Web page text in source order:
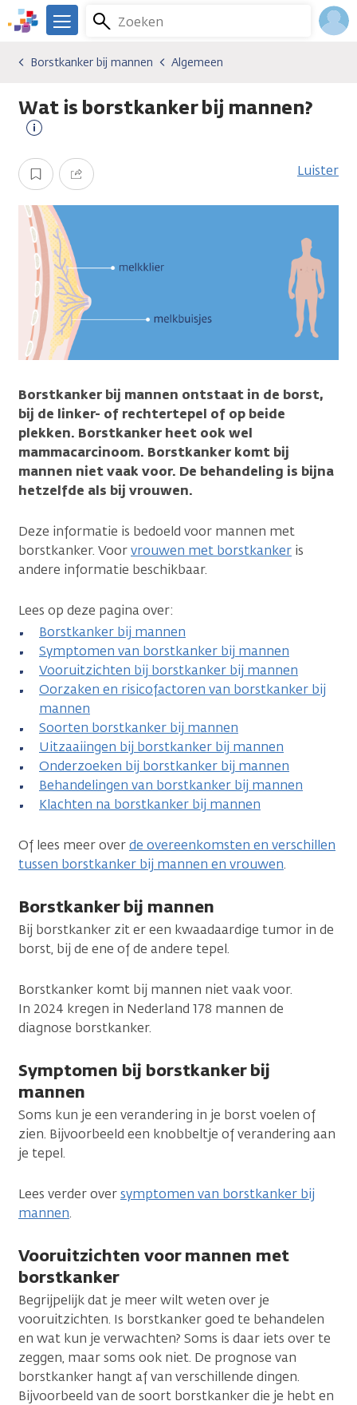
Overslaan
en
gaan
We
er
je.
Kanker.nl
Zoeken
Menu
Kankersoorten
Borstkanker bij mannen
Algemeen
Borstkanker bij mannen Algemeen
Wat is borstkanker bij mannen?
informatie
Opslaan Delen Luister
Borstkanker bij mannen ontstaat in de borst,
bij de linker- of rechtertepel of op beide
plekken. Borstkanker heet ook wel
mammacarcinoom. Borstkanker komt bij
mannen niet vaak voor. De behandeling is bijna
hetzelfde als bij vrouwen.
Deze informatie is bedoeld voor mannen met
borstkanker. Voorvrouwen met borstkanker is
andere informatie beschikbaar.
Lees op deze pagina over:
Borstkanker bij mannen
Symptomen van borstkanker bij mannen
Vooruitzichten bij borstkanker bij mannen
Oorzaken en risicofactoren van borstkanker bij
mannen
Soorten borstkanker bij mannen
Uitzaaiingen bij borstkanker bij mannen
Onderzoeken bij borstkanker bij mannen
Behandelingen van borstkanker bij mannen
Klachten na borstkanker bij mannen
Of lees meer overde overeenkomsten en verschillen
tussen borstkanker bij mannen en vrouwen.
Borstkanker bij mannen
Bij borstkanker zit er een kwaadaardige tumor in de
borst, bij de ene of de andere tepel.
Borstkanker komt bij mannen niet vaak voor.
In 2024 kregen in Nederland 178 mannen de
diagnose borstkanker.
Symptomen bij borstkanker bij
mannen
Soms kun je een verandering in je borst voelen of
zien. Bijvoorbeeld een knobbeltje of verandering aan
je tepel.
Lees verder oversymptomen van borstkanker bij
mannen.
Vooruitzichten voor mannen met
borstkanker
Begrijpelijk dat je meer wilt weten over je
vooruitzichten. Is borstkanker goed te behandelen
en wat kun je verwachten? Soms is daar iets over te
zeggen, maar soms ook niet. De prognose van
borstkanker hangt af van verschillende dingen.
Bijvoorbeeld van de soort borstkanker die je hebt en